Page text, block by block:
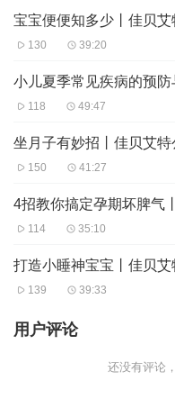
自主销售
佳贝艾特产品销售遍及60
团子公司海普诺凯营养品有
海普诺凯美国公司等子公
宝宝便便知多少丨佳贝艾
130 39:20
小儿夏季常见疾病的预
118 49:47
坐月子有妙招丨佳贝艾特
150 41:27
4招教你搞定孕期坏脾气
114 35:10
打造小睡神宝宝丨佳贝艾
139 39:33
用户评论
还没有评论